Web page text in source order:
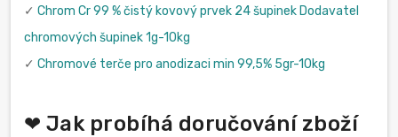
✓ Chrom Cr 99 % čistý kovový prvek 24 šupinek Dodavatel
chromových šupinek 1g-10kg
✓ Chromové terče pro anodizaci min 99,5% 5gr-10kg
❤ Jak probíhá doručování zboží